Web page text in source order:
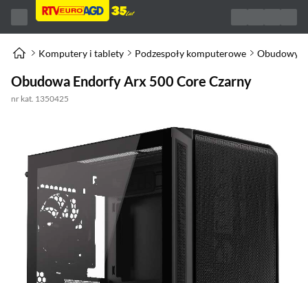
Komputery i tablety Podzespoły komputerowe Obudowy
Obudowa Endorfy Arx 500 Core Czarny
nr kat. 1350425